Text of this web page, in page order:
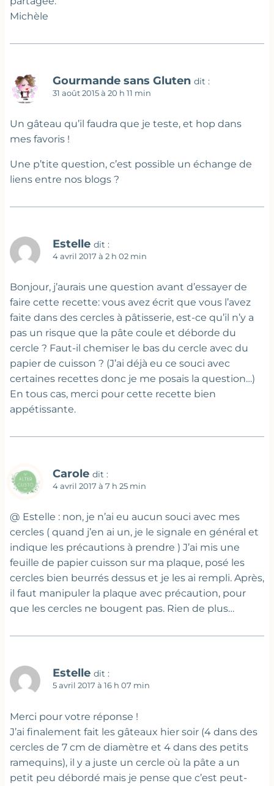
Michèle
Gourmande sans Gluten dit :
31 août 2015 à 20 h 11 min
Un gâteau qu’il faudra que je teste, et hop dans
mes favoris !
Une p’tite question, c’est possible un échange de
liens entre nos blogs ?
Estelle dit :
4 avril 2017 à 2 h 02 min
Bonjour, j’aurais une question avant d’essayer de
faire cette recette: vous avez écrit que vous l’avez
faite dans des cercles à pâtisserie, est-ce qu’il n’y a
pas un risque que la pâte coule et déborde du
cercle ? Faut-il chemiser le bas du cercle avec du
papier de cuisson ? (J’ai déjà eu ce souci avec
certaines recettes donc je me posais la question…)
En tous cas, merci pour cette recette bien
appétissante.
Carole dit :
4 avril 2017 à 7 h 25 min
@ Estelle : non, je n’ai eu aucun souci avec mes
cercles ( quand j’en ai un, je le signale en général et
indique les précautions à prendre ) J’ai mis une
feuille de papier cuisson sur ma plaque, posé les
cercles bien beurrés dessus et je les ai rempli. Après,
il faut manipuler la plaque avec précaution, pour
que les cercles ne bougent pas. Rien de plus…
Estelle dit :
5 avril 2017 à 16 h 07 min
Merci pour votre réponse !
J’ai finalement fait les gâteaux hier soir (4 dans des
cercles de 7 cm de diamètre et 4 dans des petits
ramequins), il y a juste un cercle où la pâte a un
petit peu débordé mais je pense que c’est peut-